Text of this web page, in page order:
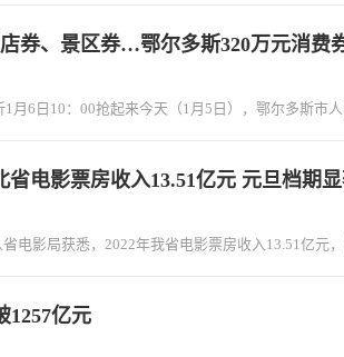
券、景区券…鄂尔多斯320万元消费
月6日10：00抢起来今天（1月5日），鄂尔多斯市
电影票房收入13.51亿元 元旦档期
电影局获悉，2022年我省电影票房收入13.51亿元
1257亿元